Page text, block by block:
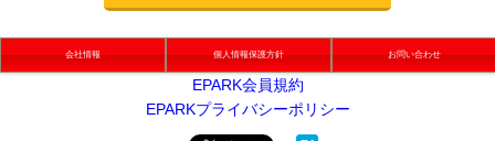
会社情報 個人情報保護方針 お問い合わせ